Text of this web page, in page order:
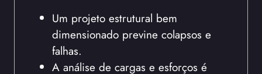
Um projeto estrutural bem
dimensionado previne colapsos e
falhas.
A análise de cargas e esforços é